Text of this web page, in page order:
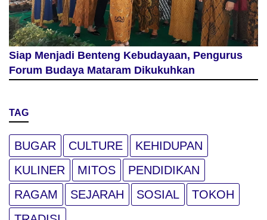
Siap Menjadi Benteng Kebudayaan, Pengurus
Forum Budaya Mataram Dikukuhkan
TAG
BUGAR CULTURE
KEHIDUPAN
KULINER
MITOS
PENDIDIKAN
RAGAM
SEJARAH SOSIAL
TOKOH